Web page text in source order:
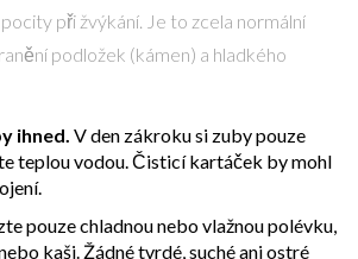
při žvýkání. Je to zcela normální
podložek (kámen) a hladkého
ihned. V den zákroku si zuby pouze
teplou vodou. Čisticí kartáček by mohl
pouze chladnou nebo vlažnou polévku,
kaši. Žádné tvrdé, suché ani ostré